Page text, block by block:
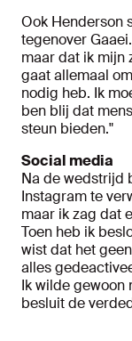
Ook Henderson
tegenover
maar dat ik mijn
gaat allemaal
nodig heb. Ik
ben blij dat
steun bieden."
Social media
Na de wedstrijd
Instagram te
maar ik zag dat
Toen heb ik
wist dat het
alles
Ik wilde gewoon
besluit de